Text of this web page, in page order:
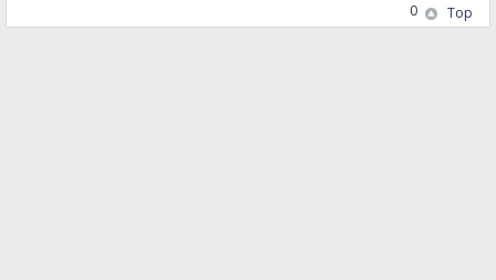
Top
0